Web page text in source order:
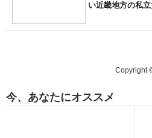
い近畿地方の私
Copyright
今、あなたにオススメ